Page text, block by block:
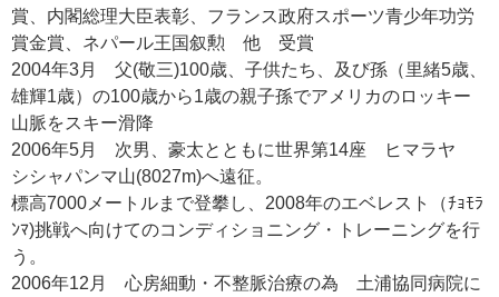
賞、内閣総理大臣表彰、フランス政府スポーツ青少年功労
賞金賞、ネパール王国叙勲 他 受賞
2004年3月 父(敬三)100歳、子供たち、及び孫（里緒5歳、
雄輝1歳）の100歳から1歳の親子孫でアメリカのロッキー
山脈をスキー滑降
2006年5月 次男、豪太とともに世界第14座 ヒマラヤ
シシャパンマ山(8027m)へ遠征。
標高7000メートルまで登攀し、2008年のエベレスト（ﾁｮﾓﾗ
ﾝﾏ)挑戦へ向けてのコンディショニング・トレーニングを行
う。
2006年12月 心房細動・不整脈治療の為 土浦協同病院に